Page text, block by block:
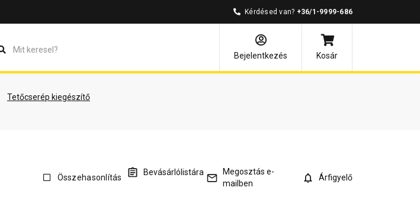
Kérdésed van? +36/1-9999-686
Bejelentkezés
Kosár
Tetőcserép kiegészítő
Vásárlói vélemények Kérdések és válaszok Kapcsolódó cikkek
Összehasonlítás
Bevásárlólistára
Megosztás e-
mailben
Árfigyelő